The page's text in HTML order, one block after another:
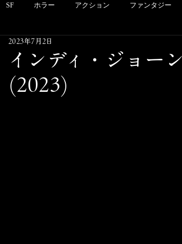
SF ホラー アクション ファンタジー
ション ドキュメンタリー
ャー B級
インディ・ジョー
(2023)
2023年7月2日